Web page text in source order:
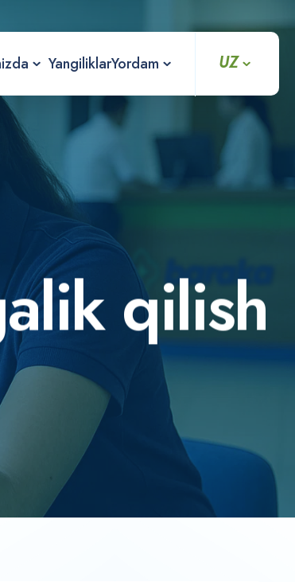
YangiliklarYordam UZ
alik qilish